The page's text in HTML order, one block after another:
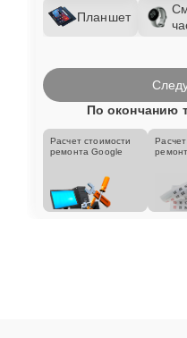
Планшет
По окончанию
Расчет стоимости
ремонта Google